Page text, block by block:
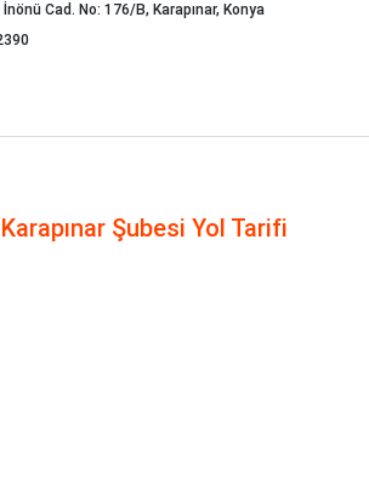
Cad. No: 176/B, Karapınar, Konya
Şubesi Yol Tarifi